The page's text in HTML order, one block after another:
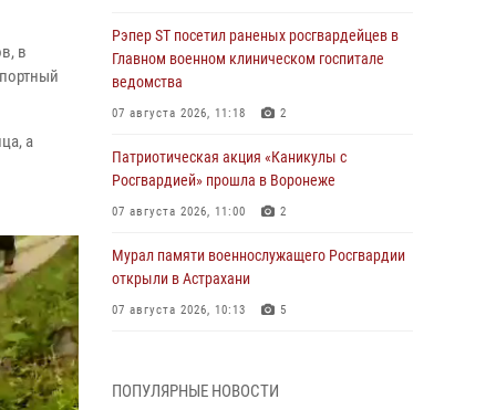
в
а
Рэпер ST посетил раненых росгвардейцев в
Главном военном клиническом госпитале
ведомства
07 августа 2026, 11:18 2
Патриотическая акция «Каникулы с
Росгвардией» прошла в Воронеже
07 августа 2026, 11:00 2
Мурал памяти военнослужащего Росгвардии
открыли в Астрахани
07 августа 2026, 10:13 5
масштабной мошеннической схемы
ПОПУЛЯРНЫЕ НОВОСТИ